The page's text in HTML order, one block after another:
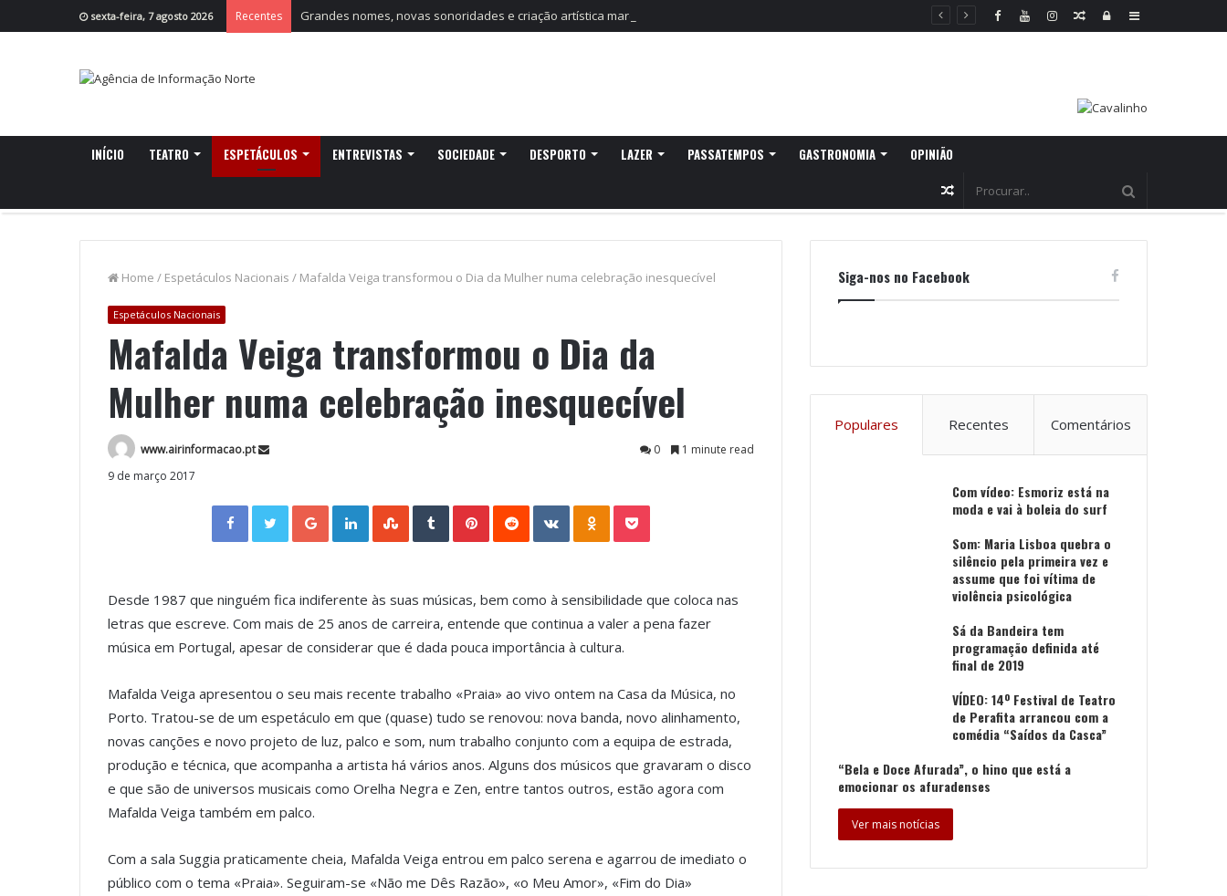
sexta-feira, 7 agosto 2026 Recentes Grandes nomes, novas sonoridades e criação artística marcam a nova temporada do CTAL Sidebar
Log
Random
INÍCIO TEATRO ESPETÁCULOS ENTREVISTAS SOCIEDADE DESPORTO LAZER PASSATEMPOS GASTRONOMIA OPINIÃO
Random
Home / Espetáculos Nacionais / Mafalda Veiga transformou o Dia da Mulher numa celebração inesquecível
Espetáculos Nacionais
Mafalda Veiga transformou o Dia da
Mulher numa celebração inesquecível
www.airinformacao.pt 0
1 minute read
9 de março 2017
Facebook Twitter Google+ LinkedIn StumbleUpon Tumblr VKontakte
Desde 1987 que ninguém fica indiferente às suas músicas, bem como à sensibilidade que coloca nas
letras que escreve. Com mais de 25 anos de carreira, entende que continua a valer a pena fazer
música em Portugal, apesar de considerar que é dada pouca importância à cultura.
Mafalda Veiga apresentou o seu mais recente trabalho «Praia» ao vivo ontem na Casa da Música, no
Porto. Tratou-se de um espetáculo em que (quase) tudo se renovou: nova banda, novo alinhamento,
novas canções e novo projeto de luz, palco e som, num trabalho conjunto com a equipa de estrada,
produção e técnica, que acompanha a artista há vários anos. Alguns dos músicos que gravaram o disco
e que são de universos musicais como Orelha Negra e Zen, entre tantos outros, estão agora com
Mafalda Veiga também em palco.
Com a sala Suggia praticamente cheia, Mafalda Veiga entrou em palco serena e agarrou de imediato o
público com o tema «Praia». Seguiram-se «Não me Dês Razão», «o Meu Amor», «Fim do Dia»
Siga-nos no Facebook
Populares Recentes Comentários
Com vídeo: Esmoriz está na
moda e vai à boleia do surf
Som: Maria Lisboa quebra o
silêncio pela primeira vez e
assume que foi vítima de
violência psicológica
Sá da Bandeira tem
programação definida até
final de 2019
VÍDEO: 14º Festival de Teatro
de Perafita arrancou com a
comédia “Saídos da Casca”
“Bela e Doce Afurada”, o hino que está a
emocionar os afuradenses
Ver mais notícias